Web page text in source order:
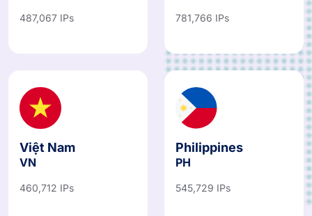
487,067 IPs 781,766 IPs
Việt Nam
VN
460,712 IPs
Philippines
PH
545,729 IPs